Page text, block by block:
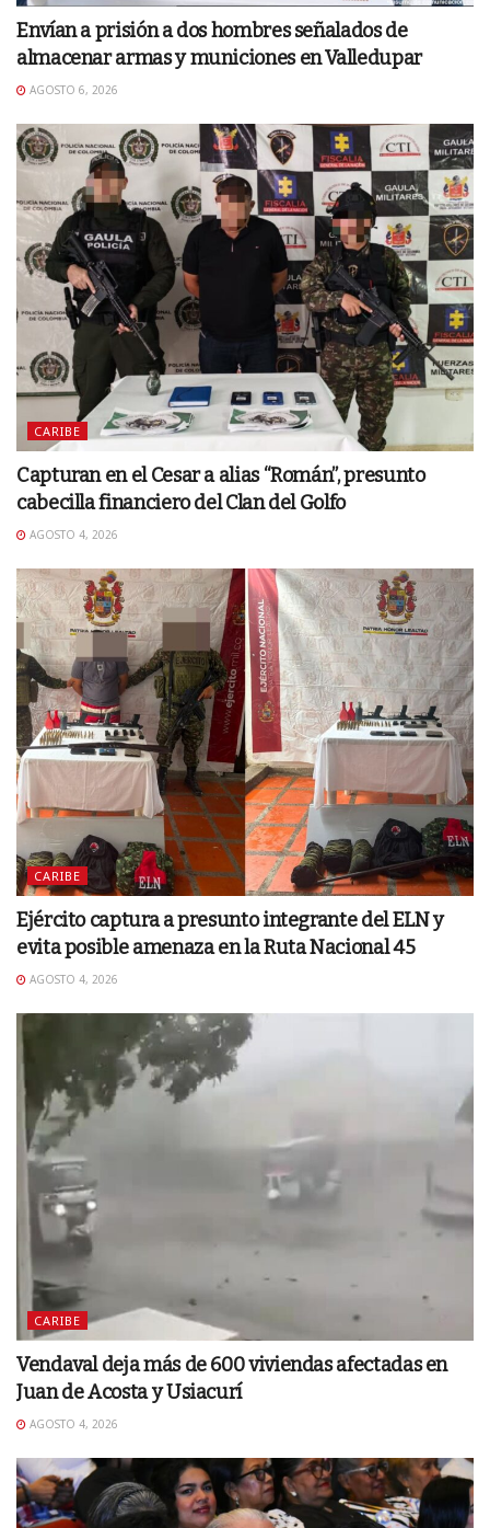
Envían a prisión a dos hombres señalados de
almacenar armas y municiones en Valledupar
AGOSTO 6, 2026
CARIBE
Capturan en el Cesar a alias “Román”, presunto
cabecilla financiero del Clan del Golfo
AGOSTO 4, 2026
CARIBE
Ejército captura a presunto integrante del ELN y
evita posible amenaza en la Ruta Nacional 45
AGOSTO 4, 2026
CARIBE
Vendaval deja más de 600 viviendas afectadas en
Juan de Acosta y Usiacurí
AGOSTO 4, 2026